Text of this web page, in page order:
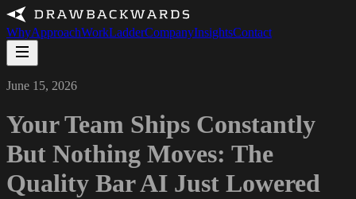
WhyApproachWorkLadderCompanyInsightsContact
June 15, 2026
Your Team Ships Constantly
But Nothing Moves: The
Quality Bar AI Just Lowered